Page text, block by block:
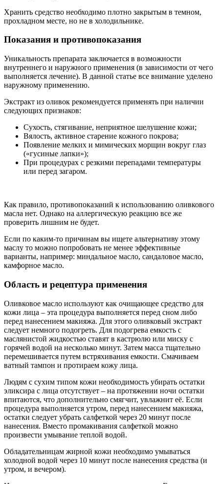
Хранить средство необходимо плотно закрытым в темном,
прохладном месте, но не в холодильнике.
Показания и противопоказания
Уникальность препарата заключается в возможности
внутреннего и наружного применения (в зависимости от чего
выполняется лечение). В данной статье все внимание уделено
наружному применению.
Экстракт из оливок рекомендуется применять при наличии
следующих признаков:
Сухость, стягивание, неприятное шелушение кожи;
Вялость, активное старение кожного покрова;
Появление мелких и мимических морщин вокруг глаз
(«гусиные лапки»);
При процедурах с резкими перепадами температуры
или перед загаром.
Как правило, противопоказаний к использованию оливкового
масла нет. Однако на аллергическую реакцию все же
проверить лишним не будет.
Если по каким-то причинам вы ищете альтернативу этому
маслу то можно попробовать не менее эффективные
варианты, например: миндальное масло, сандаловое масло,
камфорное масло.
Область и рецептура применения
Оливковое масло используют как очищающее средство для
кожи лица – эта процедура выполняется перед сном либо
перед нанесением макияжа. Для этого оливковый экстракт
следует немного подогреть. Для подогрева емкость с
маслянистой жидкостью ставят в кастрюлю или миску с
горячей водой на несколько минут. Затем масса тщательно
перемешивается путем встряхивания емкости. Смачиваем
ватный тампон и протираем кожу лица.
Людям с сухим типом кожи необходимость убирать остатки
эликсира с лица отсутствует – на протяжении ночи остатки
впитаются, что дополнительно смягчит, увлажнит её. Если
процедура выполняется утром, перед нанесением макияжа,
остатки следует убрать салфеткой через 20 минут после
нанесения. Вместо промакивания салфеткой можно
произвести умывание теплой водой.
Обладательницам жирной кожи необходимо умываться
холодной водой через 10 минут после нанесения средства (и
утром, и вечером).